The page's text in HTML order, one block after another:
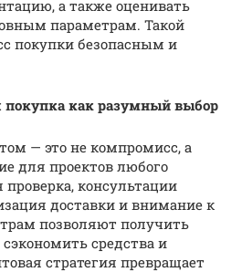
а также оценивать
параметрам. Такой
покупки безопасным и
покупка как разумный выбор
— это не компромисс, а
для проектов любого
консультации
доставки и внимание к
позволяют получить
средства и
стратегия превращает